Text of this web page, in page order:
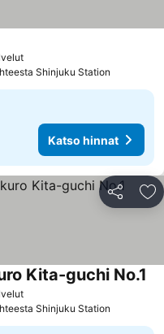
Katso hinnat
Shinjuku Station
Katso hinnat
Jaa
Katso hinnat
Kita-guchi No.1
Shinjuku Station